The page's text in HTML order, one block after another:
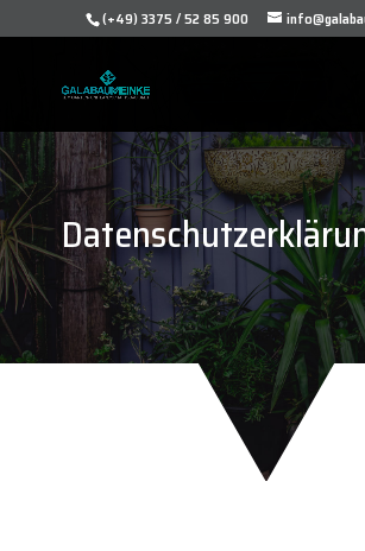
(+49) 3375 / 52 85 900